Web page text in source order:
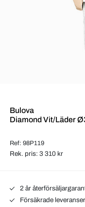
Bulova
Diamond Vit/Läder
Ref: 98P119
Rek. pris: 3 310 kr
2 år
Försäkrade leveranser